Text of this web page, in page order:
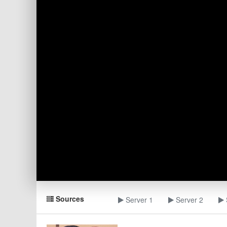
Sources Server 1 Server 2